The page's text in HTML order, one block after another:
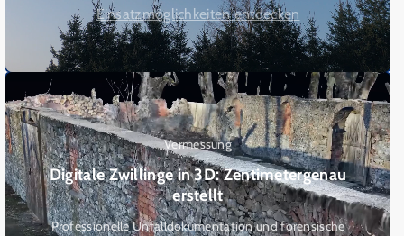
Einsatzmöglichkeiten entdecken
Vermessung
Digitale Zwillinge in 3D: Zentimetergenau
erstellt
Professionelle Unfalldokumentation und forensische